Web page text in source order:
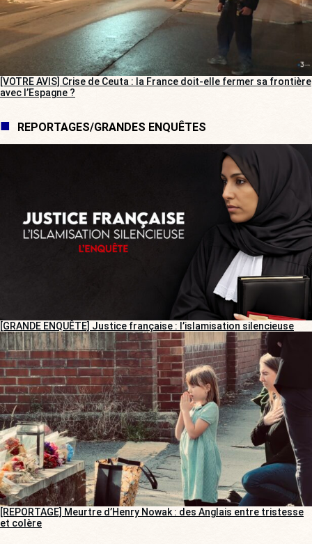
[VOTRE AVIS] Crise de Ceuta : la France doit-elle fermer sa frontière
avec l’Espagne ?
REPORTAGES/GRANDES ENQUÊTES
[GRANDE ENQUÊTE] Justice française : l’islamisation silencieuse
[REPORTAGE] Meurtre d’Henry Nowak : des Anglais entre tristesse
et colère